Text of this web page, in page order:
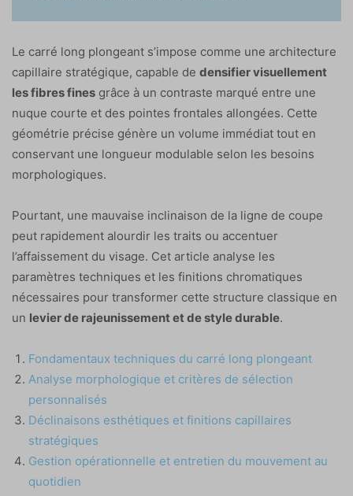
Le carré long plongeant s’impose comme une architecture
capillaire stratégique, capable de densifier visuellement
les fibres fines grâce à un contraste marqué entre une
nuque courte et des pointes frontales allongées. Cette
géométrie précise génère un volume immédiat tout en
conservant une longueur modulable selon les besoins
morphologiques.
Pourtant, une mauvaise inclinaison de la ligne de coupe
peut rapidement alourdir les traits ou accentuer
l’affaissement du visage. Cet article analyse les
paramètres techniques et les finitions chromatiques
nécessaires pour transformer cette structure classique en
un levier de rajeunissement et de style durable.
Fondamentaux techniques du carré long plongeant
Analyse morphologique et critères de sélection
personnalisés
Déclinaisons esthétiques et finitions capillaires
stratégiques
Gestion opérationnelle et entretien du mouvement au
quotidien